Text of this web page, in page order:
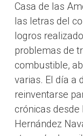
Casa de las
las letras del
logros
problemas de
combustible,
varias. El día a
reinventarse
crónicas desde
Hernández